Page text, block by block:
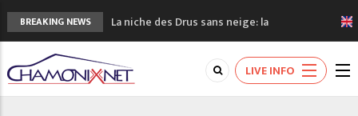
BREAKING NEWS
La niche des Drus sans neige: la
sécheresse en haute montagne
3 bonnes raisons pour visiter le nouveau
Musée du Mont-Blanc
Accidents en montagne: 3 personnes sont
LIVE INFO